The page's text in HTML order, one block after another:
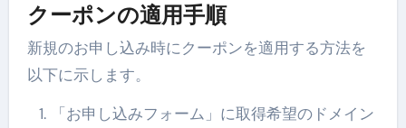
クーポンの適用手順
新規のお申し込み時にクーポンを適用する方法を
以下に示します。
「お申し込みフォーム」に取得希望のドメイン